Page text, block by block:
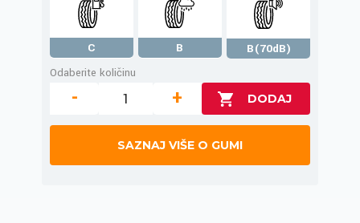
C B
B(70dB)
Odaberite količinu
- +
SAZNAJ VIŠE O GUMI